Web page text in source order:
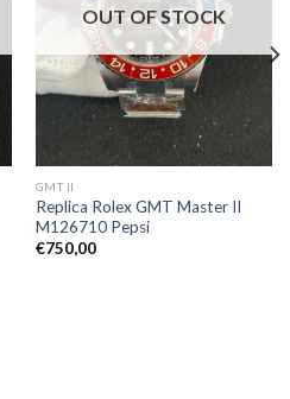
OUT OF STOCK
GMT II
Replica Rolex GMT Master II
M126710 Pepsi
€750,00